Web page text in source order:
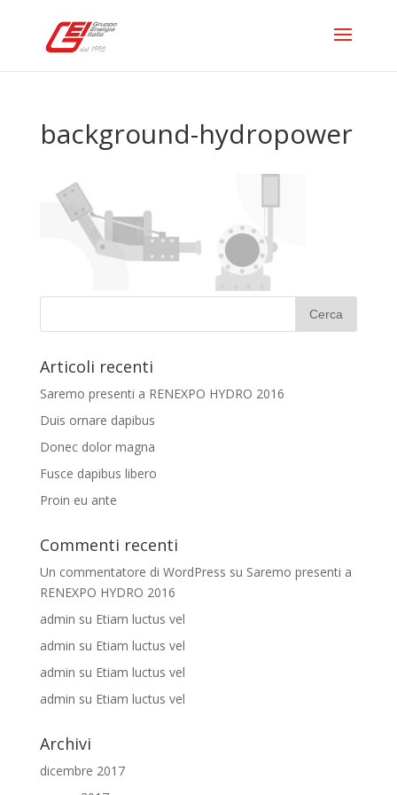
background-hydropower
Articoli recenti
Saremo presenti a RENEXPO HYDRO 2016
Duis ornare dapibus
Donec dolor magna
Fusce dapibus libero
Proin eu ante
Commenti recenti
Un commentatore di WordPress su Saremo presenti a
RENEXPO HYDRO 2016
admin su Etiam luctus vel
admin su Etiam luctus vel
admin su Etiam luctus vel
admin su Etiam luctus vel
Archivi
dicembre 2017